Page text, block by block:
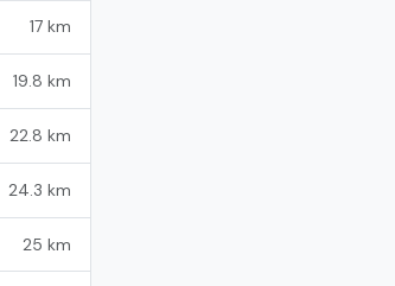
17 km
19.8 km
22.8 km
24.3 km
25 km